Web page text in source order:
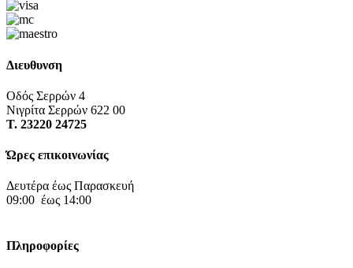
Διευθυνση
Οδός Σερρών 4
Νιγρίτα Σερρών 622 00
Τ. 23220 24725
Ώρες επικοινωνίας
Δευτέρα έως Παρασκευή
09:00 έως 14:00
Πληροφορίες